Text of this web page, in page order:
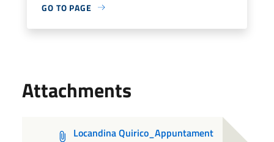
GO TO PAGE
Attachments
Locandina Quirico_Appuntament